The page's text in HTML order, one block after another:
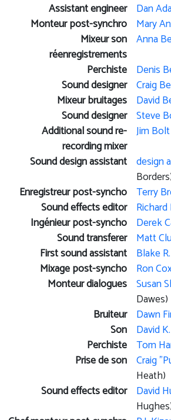
Assistant engineer Dan
Monteur post-synchro Mary
Mixeur son
réenregistrements
Anna
Perchiste Denis
Sound designer Craig
Mixeur bruitages David
Sound designer Steve
Additional sound re-
recording mixer
Jim Bolt
Sound design assistant design
Enregistreur post-syncho Terry
Sound effects editor
Ingénieur post-syncho Derek
Sound transferer Matt
First sound assistant Blake
Mixage post-syncho Ron
Monteur dialogues Susan
Dawes)
Bruiteur Dawn
Son David
Perchiste Tom
Prise de son Craig
Heath)
Sound effects editor David